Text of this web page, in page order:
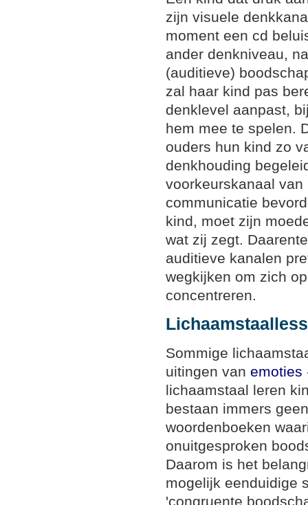
zijn visuele
moment een cd
ander denkniveau,
(auditieve)
zal haar kind pas
denklevel aanpast,
hem mee te spelen.
ouders hun kind zo
denkhouding
voorkeurskanaal
communicatie
kind, moet zijn
wat zij zegt.
auditieve kanalen
wegkijken om zich
concentreren.
Sommige
uitingen van emoties
lichaamstaal leren
bestaan immers
woordenboeken
onuitgesproken
Daarom is het
mogelijk eenduidige
'congruente